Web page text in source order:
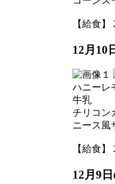
【給食】
12月10
ハニーレ
牛乳
チリコン
ニース風
【給食】
12月9